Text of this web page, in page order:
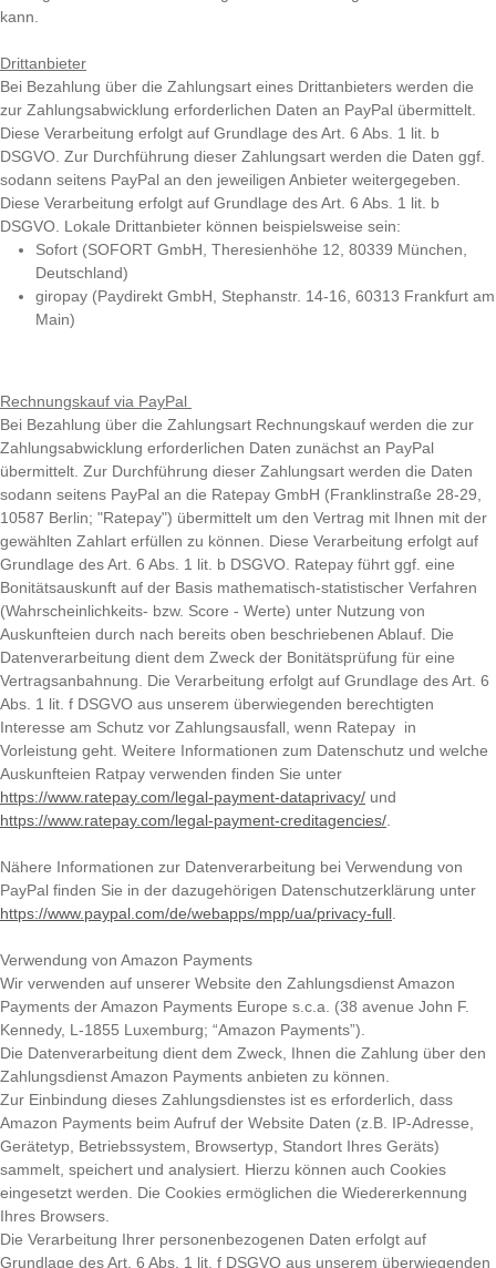
kann.
Drittanbieter
Bei Bezahlung über die Zahlungsart eines Drittanbieters werden die
zur Zahlungsabwicklung erforderlichen Daten an PayPal übermittelt.
Diese Verarbeitung erfolgt auf Grundlage des Art. 6 Abs. 1 lit. b
DSGVO. Zur Durchführung dieser Zahlungsart werden die Daten ggf.
sodann seitens PayPal an den jeweiligen Anbieter weitergegeben.
Diese Verarbeitung erfolgt auf Grundlage des Art. 6 Abs. 1 lit. b
DSGVO. Lokale Drittanbieter können beispielsweise sein:
Sofort (SOFORT GmbH, Theresienhöhe 12, 80339 München,
Deutschland)
giropay (Paydirekt GmbH, Stephanstr. 14-16, 60313 Frankfurt am
Main)
Rechnungskauf via PayPal
Bei Bezahlung über die Zahlungsart Rechnungskauf werden die zur
Zahlungsabwicklung erforderlichen Daten zunächst an PayPal
übermittelt. Zur Durchführung dieser Zahlungsart werden die Daten
sodann seitens PayPal an die Ratepay GmbH (Franklinstraße 28-29,
10587 Berlin; "Ratepay") übermittelt um den Vertrag mit Ihnen mit der
gewählten Zahlart erfüllen zu können. Diese Verarbeitung erfolgt auf
Grundlage des Art. 6 Abs. 1 lit. b DSGVO. Ratepay führt ggf. eine
Bonitätsauskunft auf der Basis mathematisch-statistischer Verfahren
(Wahrscheinlichkeits- bzw. Score - Werte) unter Nutzung von
Auskunfteien durch nach bereits oben beschriebenen Ablauf. Die
Datenverarbeitung dient dem Zweck der Bonitätsprüfung für eine
Vertragsanbahnung. Die Verarbeitung erfolgt auf Grundlage des Art. 6
Abs. 1 lit. f DSGVO aus unserem überwiegenden berechtigten
Interesse am Schutz vor Zahlungsausfall, wenn Ratepay in
Vorleistung geht. Weitere Informationen zum Datenschutz und welche
Auskunfteien Ratpay verwenden finden Sie unter
https://www.ratepay.com/legal-payment-dataprivacy/ und
https://www.ratepay.com/legal-payment-creditagencies/
Nähere Informationen zur Datenverarbeitung bei Verwendung von
PayPal finden Sie in der dazugehörigen Datenschutzerklärung unter
https://www.paypal.com/de/webapps/mpp/ua/privacy-full
Verwendung von Amazon Payments
Wir verwenden auf unserer Website den Zahlungsdienst Amazon
Payments der Amazon Payments Europe s.c.a. (38 avenue John F.
Kennedy, L-1855 Luxemburg; “Amazon Payments”).
Die Datenverarbeitung dient dem Zweck, Ihnen die Zahlung über den
Zahlungsdienst Amazon Payments anbieten zu können.
Zur Einbindung dieses Zahlungsdienstes ist es erforderlich, dass
Amazon Payments beim Aufruf der Website Daten (z.B. IP-Adresse,
Gerätetyp, Betriebssystem, Browsertyp, Standort Ihres Geräts)
sammelt, speichert und analysiert. Hierzu können auch Cookies
eingesetzt werden. Die Cookies ermöglichen die Wiedererkennung
Ihres Browsers.
Die Verarbeitung Ihrer personenbezogenen Daten erfolgt auf
Grundlage des Art. 6 Abs. 1 lit. f DSGVO aus unserem überwiegenden